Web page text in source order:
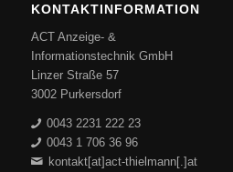
KONTAKTINFORMATION
ACT Anzeige- &
Informationstechnik GmbH
Linzer Straße 57
3002 Purkersdorf
0043 2231 222 23
0043 1 706 36 96
kontakt[at]act-thielmann[.]at